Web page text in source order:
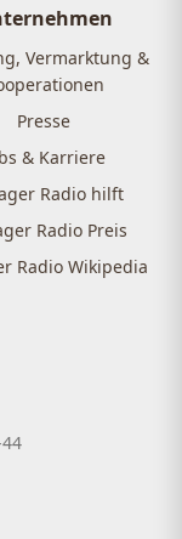
Vermarktung &
Presse
& Karriere
Radio hilft
Radio Preis
Radio Wikipedia